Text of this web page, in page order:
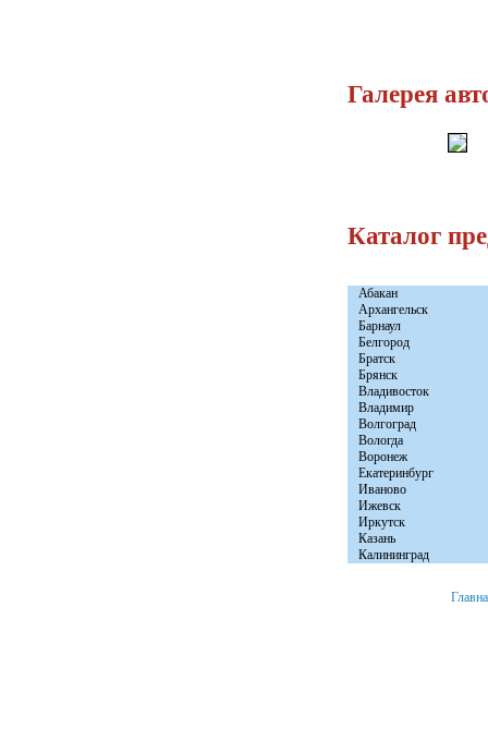
Галерея
Каталог
Абакан
Архангельск
Барнаул
Белгород
Братск
Брянск
Владивосток
Владимир
Волгоград
Вологда
Воронеж
Екатеринбург
Иваново
Ижевск
Иркутск
Казань
Калининград